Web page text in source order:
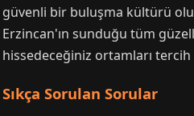
güvenli bir buluşma kültürü
Erzincan'ın sunduğu tüm
hissedeceğiniz ortamları
Sıkça Sorulan Sorular